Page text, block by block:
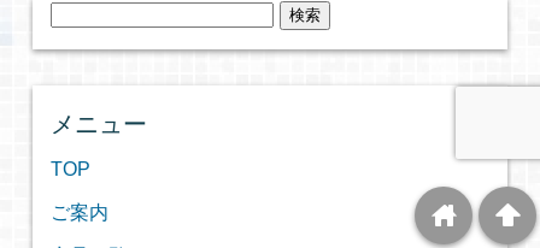
索:
メニュー
TOP
ご案内
arrowup
home